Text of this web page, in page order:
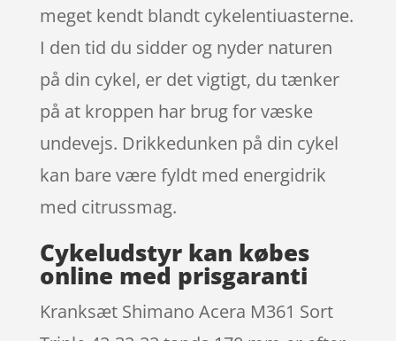
meget kendt blandt cykelentiuasterne.
I den tid du sidder og nyder naturen
på din cykel, er det vigtigt, du tænker
på at kroppen har brug for væske
undevejs. Drikkedunken på din cykel
kan bare være fyldt med energidrik
med citrussmag.
Cykeludstyr kan købes
online med prisgaranti
Kranksæt Shimano Acera M361 Sort